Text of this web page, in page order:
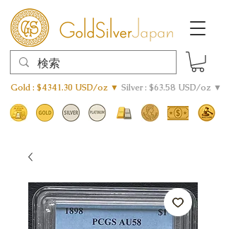
Gold : $4341.30 USD/oz ▼ Silver : $63.58 USD/oz ▼